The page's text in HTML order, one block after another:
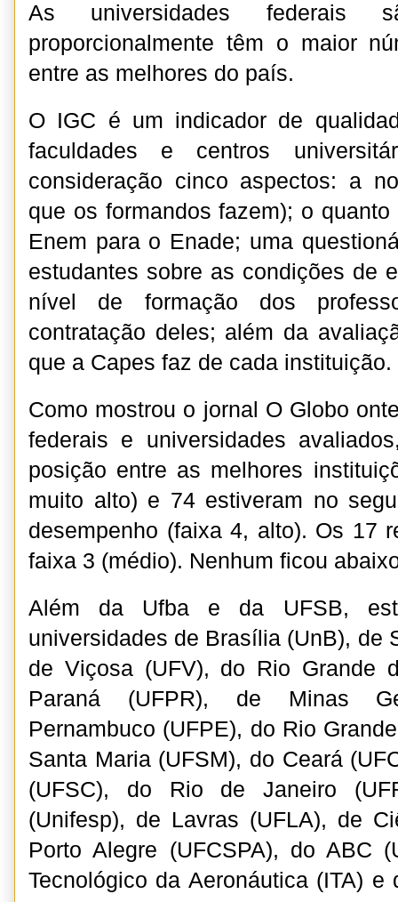
As universidades federais
proporcionalmente têm o maior
entre as melhores do país.
O IGC é um indicador de
faculdades e centros
consideração cinco aspectos: a
que os formandos fazem); o
Enem para o Enade; uma
estudantes sobre as condições de
nível de formação dos
contratação deles; além da
que a Capes faz de cada instituição.
Como mostrou o jornal O Globo
federais e universidades
posição entre as melhores
muito alto) e 74 estiveram no
desempenho (faixa 4, alto). Os 17
faixa 3 (médio). Nenhum ficou
Além da Ufba e da UFSB,
universidades de Brasília (UnB), de
de Viçosa (UFV), do Rio Grande
Paraná (UFPR), de Minas
Pernambuco (UFPE), do Rio
Santa Maria (UFSM), do Ceará
(UFSC), do Rio de Janeiro
(Unifesp), de Lavras (UFLA), de
Porto Alegre (UFCSPA), do ABC
Tecnológico da Aeronáutica (ITA)